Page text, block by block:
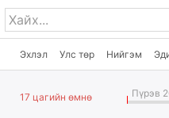
Эхлэл Улс төр Нийгэм
17 цагийн өмнө Пүрэв